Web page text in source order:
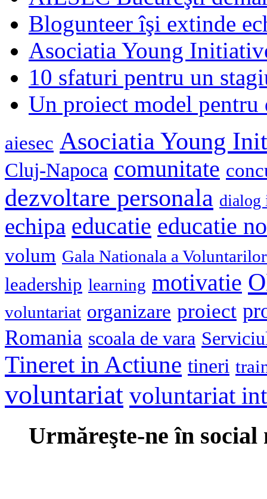
Blogunteer îşi extinde
Asociatia Young
10 sfaturi pentru un
Un proiect model
aiesec Asociatia Young
Cluj-Napoca comunitate
dezvoltare personala dialog
echipa educatie educatie
volum Gala Nationala a Voluntarilor
leadership learning motivatie
voluntariat organizare proiect
Romania scoala de vara
Tineret in Actiune tineri
voluntariat voluntariat
Urmăreşte-ne în social